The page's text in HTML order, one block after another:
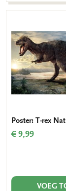
Poster: T-rex
€ 9,99
VOEG